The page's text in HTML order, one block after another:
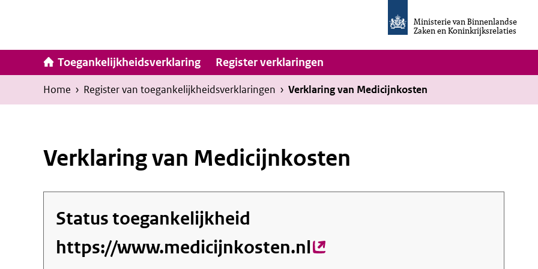
inhoud
Ministerie van Binnenlandse
Zaken en Koninkrijksrelaties
van
Invulassistent
Toegankelijkheidsverklaring
Toegankelijkheidsverklaring Hoofdnavigatie
Register verklaringen
Kruimelpad
U
bevindt
Home › Register van toegankelijkheids­verklaringen › Verklaring van Medicijnkosten
Verklaring van Medicijnkosten
Status toegankelijkheid
https://www.medicijnkosten.nl(externe